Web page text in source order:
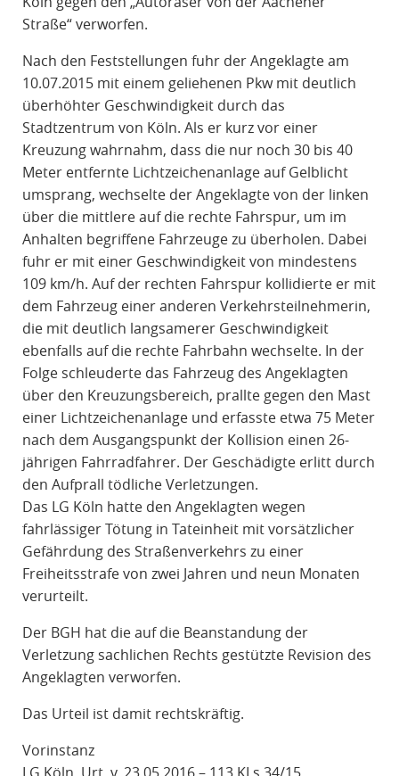
Straße“ verworfen.
Nach den Feststellungen fuhr der Angeklagte am
10.07.2015 mit einem geliehenen Pkw mit deutlich
überhöhter Geschwindigkeit durch das
Stadtzentrum von Köln. Als er kurz vor einer
Kreuzung wahrnahm, dass die nur noch 30 bis 40
Meter entfernte Lichtzeichenanlage auf Gelblicht
umsprang, wechselte der Angeklagte von der linken
über die mittlere auf die rechte Fahrspur, um im
Anhalten begriffene Fahrzeuge zu überholen. Dabei
fuhr er mit einer Geschwindigkeit von mindestens
109 km/h. Auf der rechten Fahrspur kollidierte er mit
dem Fahrzeug einer anderen Verkehrsteilnehmerin,
die mit deutlich langsamerer Geschwindigkeit
ebenfalls auf die rechte Fahrbahn wechselte. In der
Folge schleuderte das Fahrzeug des Angeklagten
über den Kreuzungsbereich, prallte gegen den Mast
einer Lichtzeichenanlage und erfasste etwa 75 Meter
nach dem Ausgangspunkt der Kollision einen 26-
jährigen Fahrradfahrer. Der Geschädigte erlitt durch
den Aufprall tödliche Verletzungen.
Das LG Köln hatte den Angeklagten wegen
fahrlässiger Tötung in Tateinheit mit vorsätzlicher
Gefährdung des Straßenverkehrs zu einer
Freiheitsstrafe von zwei Jahren und neun Monaten
verurteilt.
Der BGH hat die auf die Beanstandung der
Verletzung sachlichen Rechts gestützte Revision des
Angeklagten verworfen.
Das Urteil ist damit rechtskräftig.
Vorinstanz